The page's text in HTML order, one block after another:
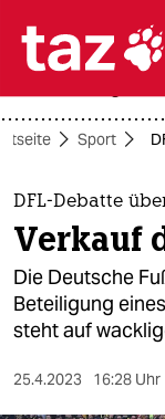

themen
politik
öko
Sport
DFL-Debatte
Verkauf
Die Deutsche
Beteiligung
steht auf
25.4.2023 16:28 Uhr